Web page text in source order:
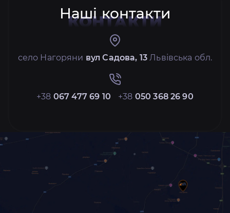
Наші контакти
КОНТАКТИ
село Нагоряни вул Садова, 13 Львівська обл.
+38 067 477 69 10 +38 050 368 26 90